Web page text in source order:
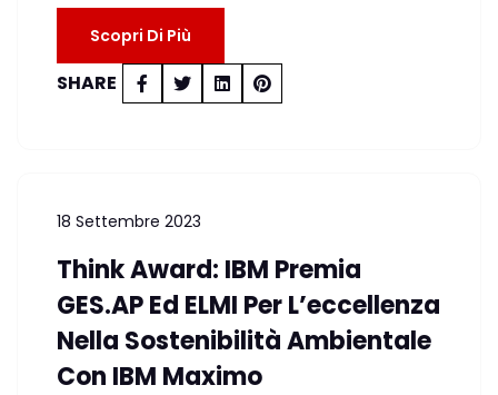
Scopri Di Più
SHARE
18 Settembre 2023
Think Award: IBM Premia
GES.AP Ed ELMI Per L’eccellenza
Nella Sostenibilità Ambientale
Con IBM Maximo